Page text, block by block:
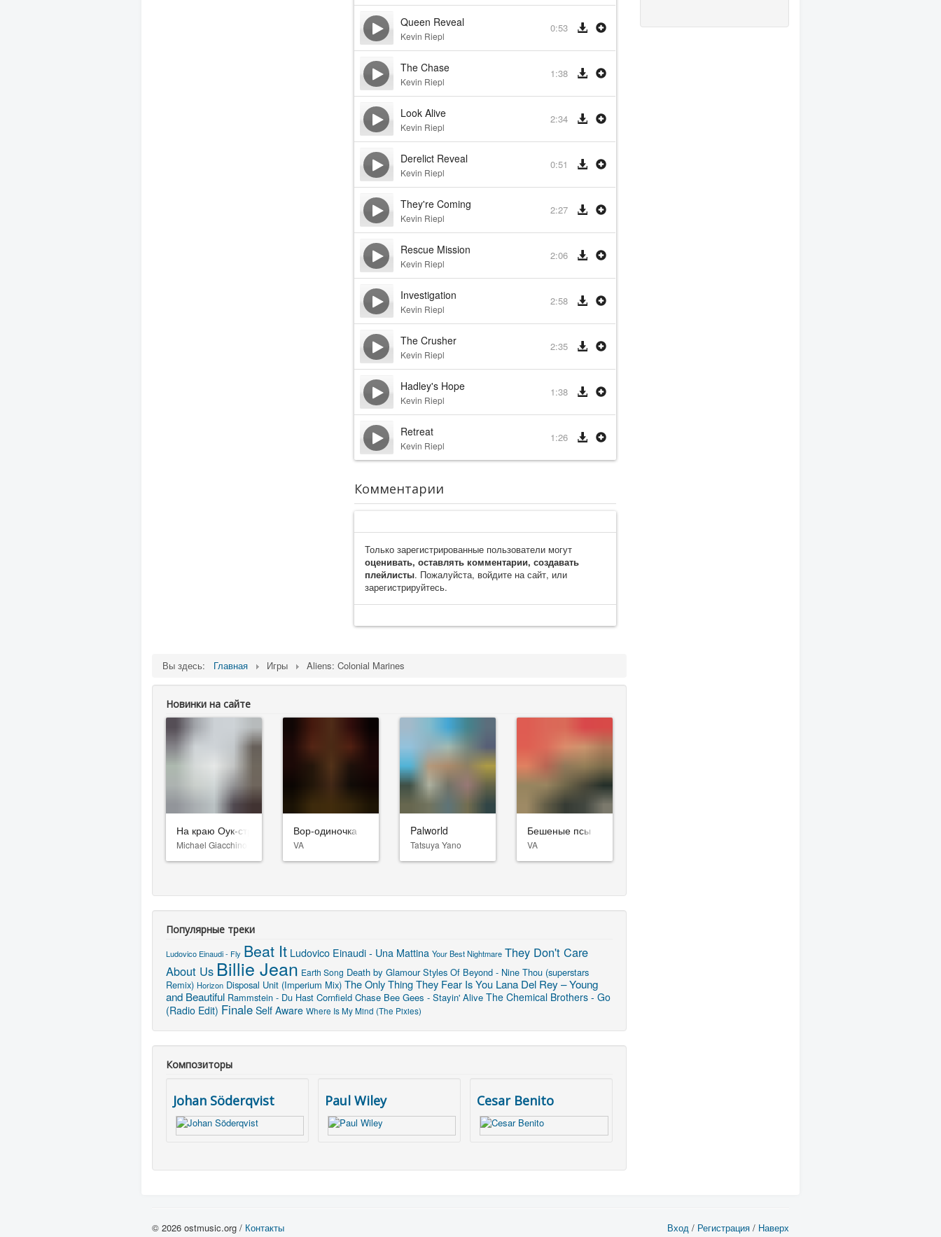
Queen Reveal
Kevin Riepl
0:53
The Chase
Kevin Riepl
1:38
Look Alive
Kevin Riepl
2:34
Derelict Reveal
Kevin Riepl
0:51
They're Coming
Kevin Riepl
2:27
Rescue Mission
Kevin Riepl
2:06
Investigation
Kevin Riepl
2:58
The Crusher
Kevin Riepl
2:35
Hadley's Hope
Kevin Riepl
1:38
Retreat
Kevin Riepl
1:26
Комментарии
Только зарегистрированные пользователи могут
оценивать, оставлять комментарии, создавать
плейлисты. Пожалуйста, войдите на сайт, или
зарегистрируйтесь.
Вы здесь: Главная Игры Aliens: Colonial Marines
Новинки на сайте
На краю Оук-стрит
Michael Giacchino
Вор-одиночка
VA
Palworld
Tatsuya Yano
Бешеные псы
VA
Популярные треки
Ludovico Einaudi - Fly Beat It Ludovico Einaudi - Una Mattina Your Best Nightmare They Don't Care
About Us Billie Jean Earth Song Death by Glamour Styles Of Beyond - Nine Thou (superstars
Remix) Horizon Disposal Unit (Imperium Mix) The Only Thing They Fear Is You Lana Del Rey – Young
and Beautiful Rammstein - Du Hast Cornfield Chase Bee Gees - Stayin' Alive The Chemical Brothers - Go
(Radio Edit) Finale Self Aware Where Is My Mind (The Pixies)
Композиторы
Johan Söderqvist Paul Wiley Cesar Benito
Вход / Регистрация / Наверх
© 2026 ostmusic.org / Контакты